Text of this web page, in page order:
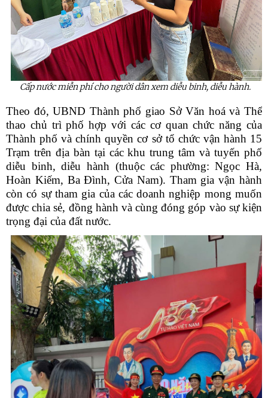
Cấp nước miễn phí cho người dân xem diễu binh, diễu hành.
Theo đó, UBND Thành phố giao Sở Văn hoá và Thể
thao chủ trì phố hợp với các cơ quan chức năng của
Thành phố và chính quyền cơ sở tổ chức vận hành 15
Trạm trên địa bàn tại các khu trung tâm và tuyến phố
diễu binh, diễu hành (thuộc các phường: Ngọc Hà,
Hoàn Kiếm, Ba Đình, Cửa Nam). Tham gia vận hành
còn có sự tham gia của các doanh nghiệp mong muốn
được chia sẻ, đồng hành và cùng đóng góp vào sự kiện
trọng đại của đất nước.